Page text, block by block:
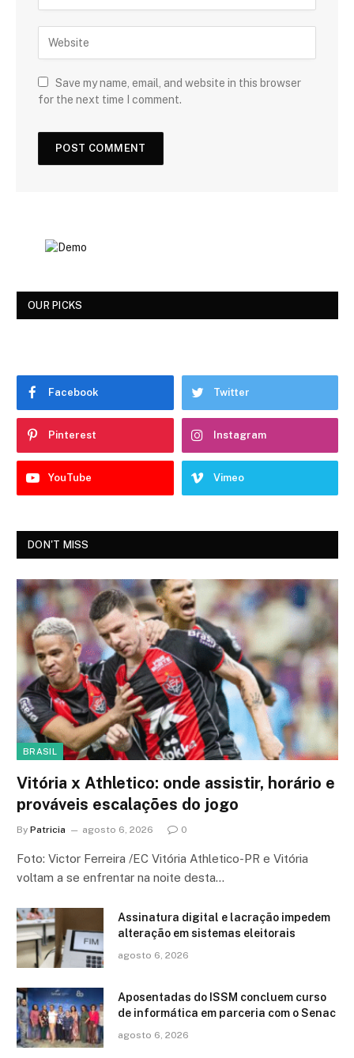
Save my name, email, and website in this browser
for the next time I comment.
OUR PICKS
Facebook Twitter
Pinterest Instagram
YouTube Vimeo
DON'T MISS
BRASIL
Vitória x Athletico: onde assistir, horário e
prováveis escalações do jogo
By Patricia agosto 6, 2026 0
Foto: Victor Ferreira /EC Vitória Athletico-PR e Vitória
voltam a se enfrentar na noite desta…
Assinatura digital e lacração impedem
alteração em sistemas eleitorais
agosto 6, 2026
Aposentadas do ISSM concluem curso
de informática em parceria com o Senac
agosto 6, 2026